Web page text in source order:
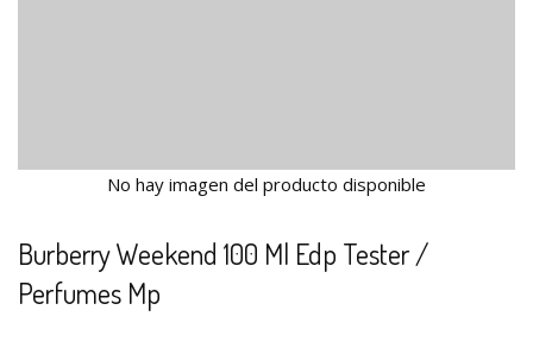
No hay imagen del producto disponible
Burberry Weekend 100 Ml Edp Tester /
Perfumes Mp